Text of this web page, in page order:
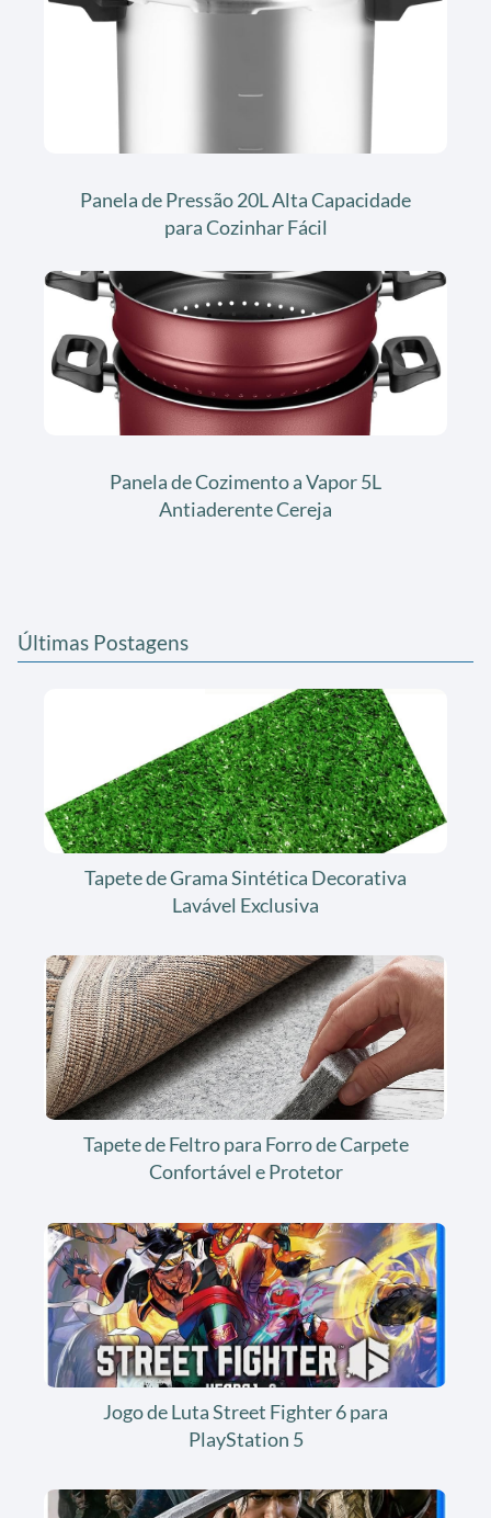
Panela de Pressão 20L Alta Capacidade
para Cozinhar Fácil
Panela de Cozimento a Vapor 5L
Antiaderente Cereja
Últimas Postagens
Tapete de Grama Sintética Decorativa
Lavável Exclusiva
Tapete de Feltro para Forro de Carpete
Confortável e Protetor
Jogo de Luta Street Fighter 6 para
PlayStation 5